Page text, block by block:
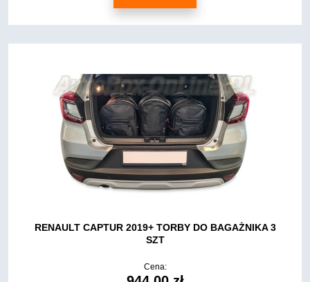
RENAULT CAPTUR 2019+ TORBY DO BAGAŻNIKA 3
SZT
Cena: